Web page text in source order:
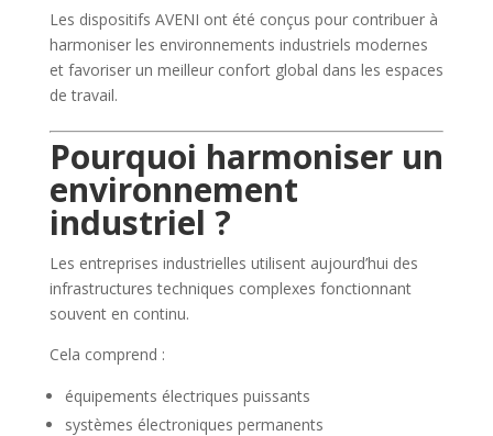
Les dispositifs AVENI ont été conçus pour contribuer à
harmoniser les environnements industriels modernes
et favoriser un meilleur confort global dans les espaces
de travail.
Pourquoi harmoniser un
environnement
industriel ?
Les entreprises industrielles utilisent aujourd’hui des
infrastructures techniques complexes fonctionnant
souvent en continu.
Cela comprend :
équipements électriques puissants
systèmes électroniques permanents